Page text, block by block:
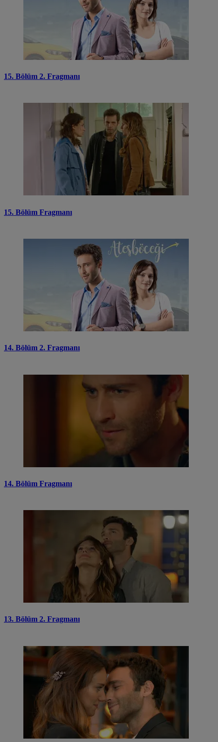
15. Bölüm 2. Fragmanı
15. Bölüm Fragmanı
14. Bölüm 2. Fragmanı
14. Bölüm Fragmanı
13. Bölüm 2. Fragmanı